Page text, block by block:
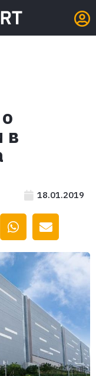
в
18.01.2019